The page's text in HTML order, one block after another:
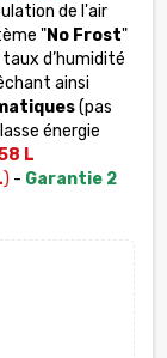
de l'air
"No Frost"
d’humidité
ainsi
(pas
énergie
L
) - Garantie 2